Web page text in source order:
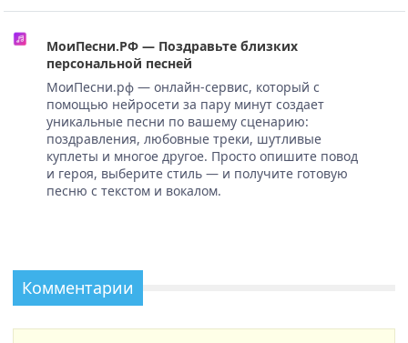
МоиПесни.РФ — Поздравьте близких
персональной песней
МоиПесни.рф — онлайн-сервис, который с
помощью нейросети за пару минут создает
уникальные песни по вашему сценарию:
поздравления, любовные треки, шутливые
куплеты и многое другое. Просто опишите повод
и героя, выберите стиль — и получите готовую
песню с текстом и вокалом.
Комментарии